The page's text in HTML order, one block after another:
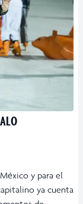
y para el
ya cuenta